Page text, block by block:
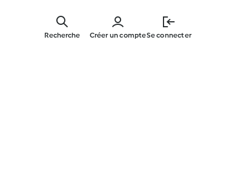
main
Créer un compteSe connecter
Recherche